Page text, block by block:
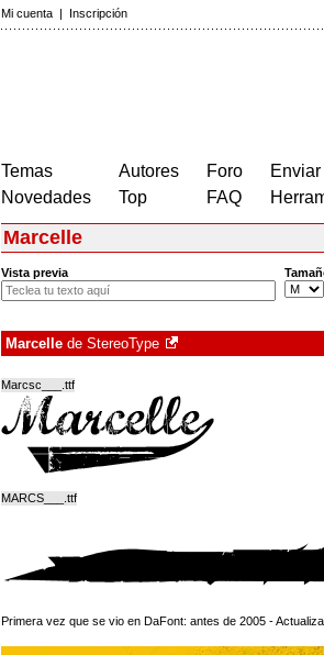
Mi cuenta | Inscripción
Temas
Novedades
Autores
Top
Foro
FAQ
Marcelle
Vista previa
Marcelle de StereoType
Marcsc___.ttf
MARCS___.ttf
Primera vez que se vio en DaFont: antes de 2005 -